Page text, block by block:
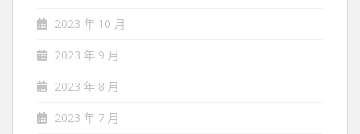
2023 年 10 月
2023 年 9 月
2023 年 8 月
2023 年 7 月